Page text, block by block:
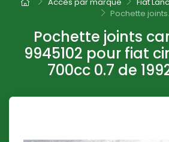
Pochette
Pochette joints
9945102 pour fiat
700cc 0.7 de